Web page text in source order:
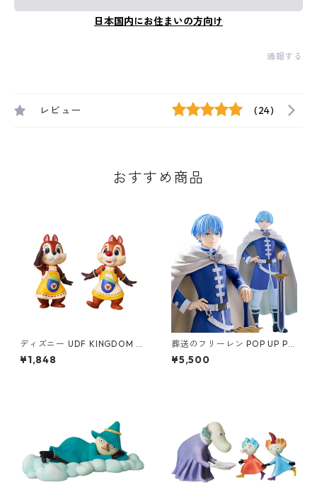
日本国内にお住まいの方向け
通報する
レビュー (24)
おすすめ商品
ディズニー UDF KINGDOM H
EARTS Ⅱ CHIP 'N DALE フィ
ギュア キングダムハーツ チッ
¥1,848
葬送のフリーレン POP UP PA
RADE ヒンメル フィギュア ポ
ッパレ
¥5,500